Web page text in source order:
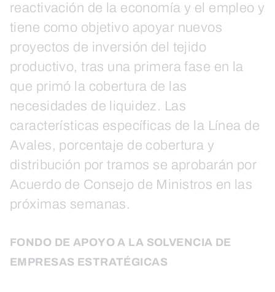
reactivación de la economía y el empleo y
tiene como objetivo apoyar nuevos
proyectos de inversión del tejido
productivo, tras una primera fase en la
que primó la cobertura de las
necesidades de liquidez. Las
características específicas de la Línea de
Avales, porcentaje de cobertura y
distribución por tramos se aprobarán por
Acuerdo de Consejo de Ministros en las
próximas semanas.
FONDO DE APOYO A LA SOLVENCIA DE
EMPRESAS ESTRATÉGICAS